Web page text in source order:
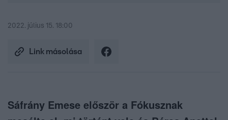
2022. július 15. 18:00
Link másolása
Sáfrány Emese először a Fókusznak